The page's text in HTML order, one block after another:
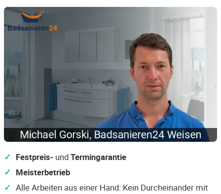
Festpreis- undTermingarantie
Meisterbetrieb
Alle Arbeiten aus einer Hand: Kein Durcheinander mit